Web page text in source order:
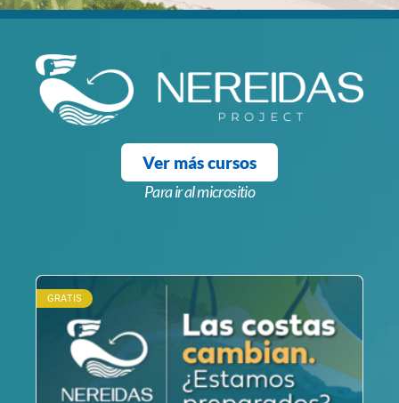
Ver más cursos
Para ir al micrositio
GRATIS